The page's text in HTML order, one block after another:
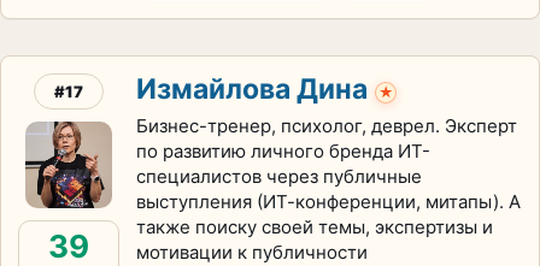
#17
39
Измайлова Дина ★
Бизнес-тренер, психолог, деврел. Эксперт
по развитию личного бренда ИТ-
специалистов через публичные
выступления (ИТ-конференции, митапы). А
также поиску своей темы, экспертизы и
мотивации к публичности